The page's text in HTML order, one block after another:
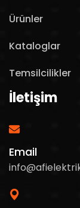
Ürünler
Kataloglar
Temsilcilikler
İletişim
Email